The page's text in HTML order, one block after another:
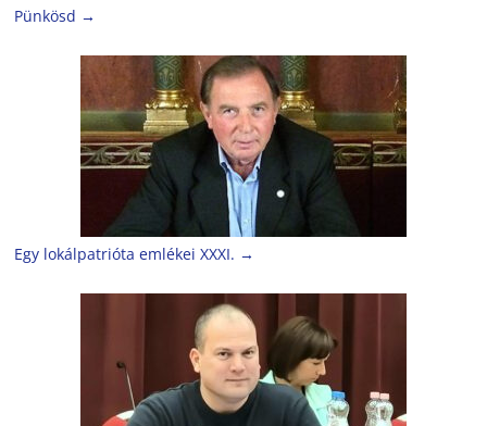
Pünkösd →
Egy lokálpatrióta emlékei XXXI. →